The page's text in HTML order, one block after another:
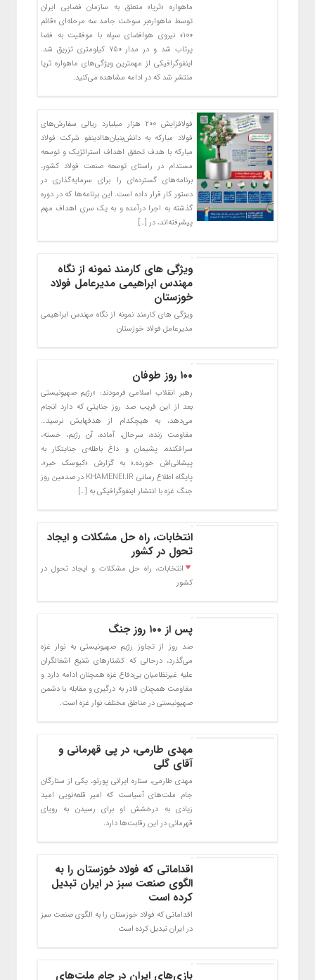
ماهواره «ثریا» متعلق به سازمان فضایی ایران
توسط ماهواره‌بر سوخت جامد سه مرحله‌ای «قائم
۱۰۰» نیروی هوافضای سپاه با موفقیت به فضا
پرتاب شد و در مدار ۷۵۰ کیلومتری تزریق شد.
اینفوگرافیکی از مهمترین ویژگی‌های ماهواره ثریا
منتشر شد که در ادامه مشاهده می‌کنید.
فولافزایش ۲۰۰ هزار میلیارد ریالی سفارش‌های
فولاد مبارکه به دانش‌بنیان‌هاادینفو شرکت فولاد
مبارکه با هدف تحقق اهداف استراتژیک و توسعه
مستدام در راستای توسعه صنعت فولاد کشور،
برنامه‌های گسترده‌ای را برای سرمایه‌گذاری در
دستور کار قرار داده است. این برنامه‌ها که در دوره
گذشته به اجرا درآمده و به یک سری اهداف مهم
پیشرفته‌اند، در […]
ویژگی های کارمند نمونه از نگاه
مهندس ابراهیمی مدیرعامل فولاد
خوزستان
ویژگی های کارمند نمونه از نگاه مهندس ابراهیمی
مدیرعامل فولاد خوزستان
۱۰۰ روز طوفان
رهبر انقلاب اسلامی فرمودند: «رژیم صهیونیستی
بعد از این قریب صد روز جنایتی که دارد انجام
می‌دهد، به هیچکدام از هدفهایش نرسید…
مقاومت زنده، سرحال، آماده، آن رژیم، خسته،
سرافکنده، پشیمان و داغ باطله‌ی جنایتکار به
پیشانی‌اش خورده.» به گزارش «کیوسک خبر»،
پایگاه اطلاع رسانی KHAMENEI.IR در صدمین روز
جنگ غزه با انتشار اینفوگرافیکی به […]
انتخابات، راه حل مشکلات و ایجاد
تحول در کشور
انتخابات، راه حل مشکلات و ایجاد تحول در
کشور
پس از ۱۰۰ روز جنگ
صد روز از تجاوز رژیم صهیونیستی به نوار غزه
می‌گذرد، درحالی که کشتارهای شنیع اشغالگران
علیه غیرنظامیان بی‌دفاع غزه همچنان ادامه دارد و
مقاومت همچنان قادر به درگیری و مقابله با دشمن
صهیونیستی در مناطق مختلف نوار غزه است.
مهدی طارمی، در پی قهرمانی و
آقای گلی
مهدی طارمی، ستاره ایرانی پورتو، یکی از ستارگان
جام ملت‌های آسیاست که امیر قلعه‌نویی امید
زیادی به درخشش او برای رسیدن به رویای
قهرمانی در این رقابت‌ها دارد.
اقداماتی که فولاد خوزستان را به
الگوی صنعت سبز در ایران تبدیل
کرده است
اقداماتی که فولاد خوزستان را به الگوی صنعت سبز
در ایران تبدیل کرده است
بازی‌های ایران در جام ملت‌های